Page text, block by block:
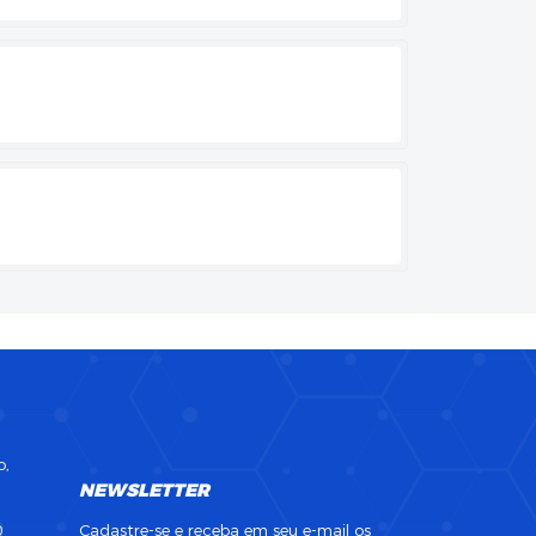
NEWSLETTER
Cadastre-se e receba em seu e-mail os